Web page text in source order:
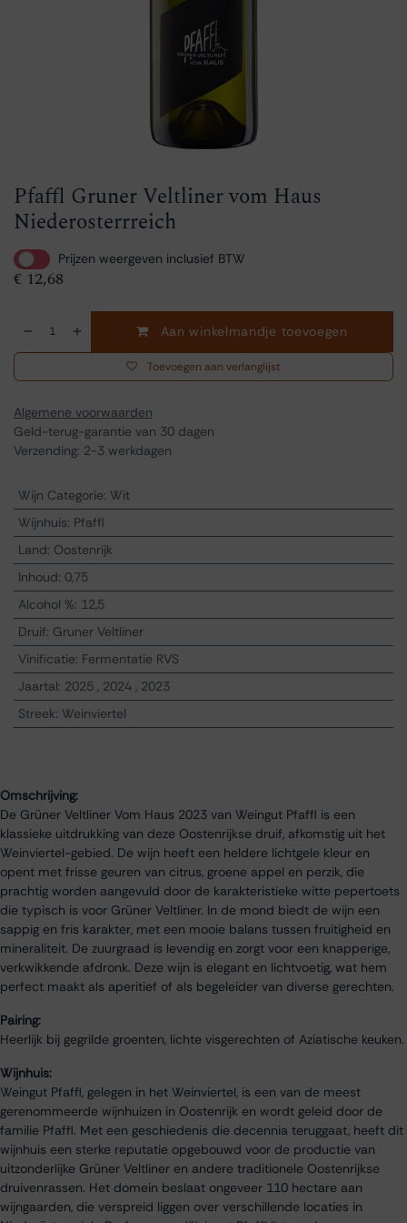
Pfaffl Gruner Veltliner vom Haus
Niederosterrreich
Prijzen weergeven inclusief BTW
€ 12,68
Aan winkelmandje toevoegen
Toevoegen aan verlanglijst
Algemene voorwaarden
Geld-terug-garantie van 30 dagen
Verzending: 2-3 werkdagen
Wijn Categorie: Wit
Wijnhuis: Pfaffl
Land: Oostenrijk
Inhoud: 0,75
Alcohol %: 12,5
Druif: Gruner Veltliner
Vinificatie: Fermentatie RVS
Jaartal: 2025, 2024, 2023
Streek: Weinviertel
Omschrijving:
De Grüner Veltliner Vom Haus 2023 van Weingut Pfaffl is een
klassieke uitdrukking van deze Oostenrijkse druif, afkomstig uit het
Weinviertel-gebied. De wijn heeft een heldere lichtgele kleur en
opent met frisse geuren van citrus, groene appel en perzik, die
prachtig worden aangevuld door de karakteristieke witte pepertoets
die typisch is voor Grüner Veltliner. In de mond biedt de wijn een
sappig en fris karakter, met een mooie balans tussen fruitigheid en
mineraliteit. De zuurgraad is levendig en zorgt voor een knapperige,
verkwikkende afdronk. Deze wijn is elegant en lichtvoetig, wat hem
perfect maakt als aperitief of als begeleider van diverse gerechten.
Pairing:
Heerlijk bij gegrilde groenten, lichte visgerechten of Aziatische keuken.
Wijnhuis:
Weingut Pfaffl, gelegen in het Weinviertel, is een van de meest
gerenommeerde wijnhuizen in Oostenrijk en wordt geleid door de
familie Pfaffl. Met een geschiedenis die decennia teruggaat, heeft dit
wijnhuis een sterke reputatie opgebouwd voor de productie van
uitzonderlijke Grüner Veltliner en andere traditionele Oostenrijkse
druivenrassen. Het domein beslaat ongeveer 110 hectare aan
wijngaarden, die verspreid liggen over verschillende locaties in